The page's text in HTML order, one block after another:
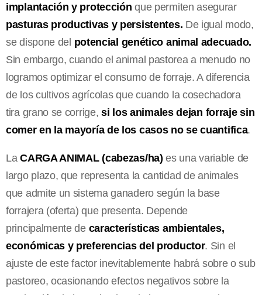
implantación y protección que permiten asegurar
pasturas productivas y persistentes. De igual modo,
se dispone del potencial genético animal adecuado.
Sin embargo, cuando el animal pastorea a menudo no
logramos optimizar el consumo de forraje. A diferencia
de los cultivos agrícolas que cuando la cosechadora
tira grano se corrige,si los animales dejan forraje sin
comer en la mayoría de los casos no se cuantifica.
LaCARGA ANIMAL (cabezas/ha) es una variable de
largo plazo, que representa la cantidad de animales
que admite un sistema ganadero según la base
forrajera (oferta) que presenta. Depende
principalmente decaracterísticas ambientales,
económicas y preferencias del productor. Sin el
ajuste de este factor inevitablemente habrá sobre o sub
pastoreo, ocasionando efectos negativos sobre la